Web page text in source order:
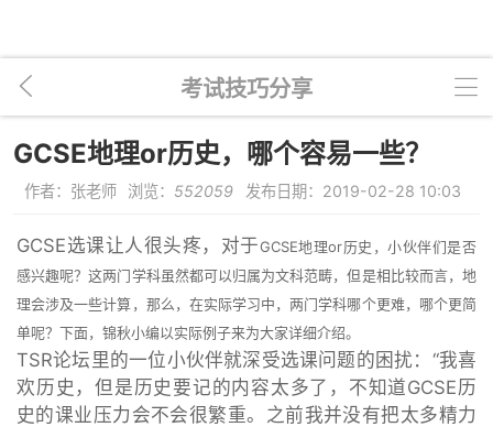
考试技巧分享
GCSE地理or历史，哪个容易一些？
作者：张老师 浏览： 552059 发布日期：2019-02-28 10:03
GCSE选课让人很头疼，对于GCSE地理or历史，小伙伴们是否
感兴趣呢？这两门学科虽然都可以归属为文科范畴，但是相比较而言，地
理会涉及一些计算，那么，在实际学习中，两门学科哪个更难，哪个更简
单呢？下面，锦秋小编以实际例子来为大家详细介绍。
TSR论坛里的一位小伙伴就深受选课问题的困扰：“我喜
欢历史，但是历史要记的内容太多了，不知道GCSE历
史的课业压力会不会很繁重。之前我并没有把太多精力